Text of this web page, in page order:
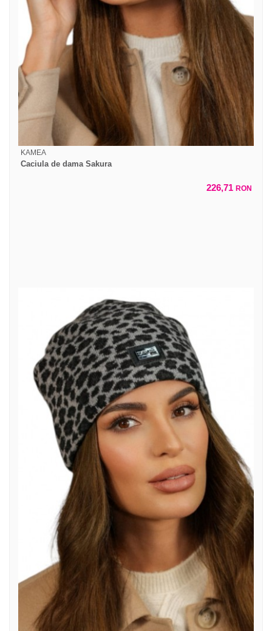
KAMEA
Caciula de dama Sakura
226,71 RON